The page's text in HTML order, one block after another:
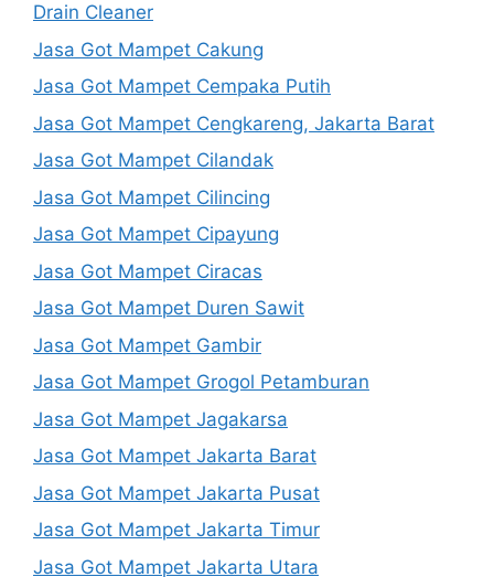
Drain Cleaner
Jasa Got Mampet Cakung
Jasa Got Mampet Cempaka Putih
Jasa Got Mampet Cengkareng, Jakarta Barat
Jasa Got Mampet Cilandak
Jasa Got Mampet Cilincing
Jasa Got Mampet Cipayung
Jasa Got Mampet Ciracas
Jasa Got Mampet Duren Sawit
Jasa Got Mampet Gambir
Jasa Got Mampet Grogol Petamburan
Jasa Got Mampet Jagakarsa
Jasa Got Mampet Jakarta Barat
Jasa Got Mampet Jakarta Pusat
Jasa Got Mampet Jakarta Timur
Jasa Got Mampet Jakarta Utara